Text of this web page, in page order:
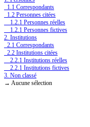
1.1 Correspondants
1.2 Personnes citées
1.2.1 Personnes réelles
1.2.1 Personnes fictives
2. Institutions
2.1 Correspondants
2.2 Institutions citées
2.2.1 Institutions réelles
2.2.1 Institutions fictives
3. Non classé
→ Aucune sélection